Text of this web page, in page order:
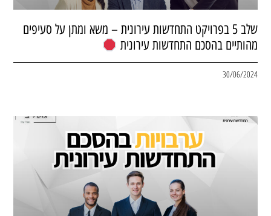
שלב 5 בפרויקט התחדשות עירונית – משא ומתן על סעיפים
מהותיים בהסכם התחדשות עירונית
30/06/2024